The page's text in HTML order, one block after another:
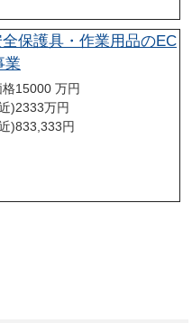
保護具・作業用品のEC
業
格15000 万円
)2333万円
)833,333円